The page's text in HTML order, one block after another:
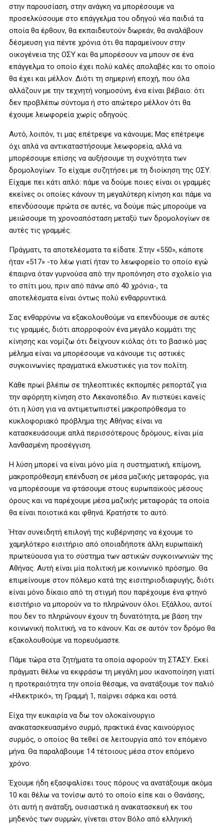
στην παρουσίαση, στην ανάγκη να μπορέσουμε να
προσελκύσουμε στο επάγγελμα του οδηγού νέα παιδιά τα
οποία θα έρθουν, θα εκπαιδευτούν δωρεάν, θα αναλάβουν
δέσμευση για πέντε χρόνια ότι θα παραμείνουν στην
οικογένεια της ΟΣΥ και θα μπορέσουν να μπουν σε ένα
επάγγελμα το οποίο έχει πολύ καλές απολαβές και το οποίο
θα έχει και μέλλον. Διότι τη σημερινή εποχή, που όλα
αλλάζουν με την τεχνητή νοημοσύνη, ένα είναι βέβαιο: ότι
δεν προβλέπω σύντομα ή στο απώτερο μέλλον ότι θα
έχουμε λεωφορεία χωρίς οδηγούς.
Αυτό, λοιπόν, τι μας επέτρεψε να κάνουμε; Μας επέτρεψε
όχι απλά να αντικαταστήσουμε λεωφορεία, αλλά να
μπορέσουμε επίσης να αυξήσουμε τη συχνότητα των
δρομολογίων. Το είχαμε συζητήσει με τη διοίκηση της ΟΣΥ.
Είχαμε πει κάτι απλό: πάμε να δούμε ποιες είναι οι γραμμές
εκείνες οι οποίες κάνουν τη μεγαλύτερη κίνηση και πάμε να
επενδύσουμε πρώτα σε αυτές, να δούμε πώς μπορούμε να
μειώσουμε τη χρονοαπόσταση μεταξύ των δρομολογίων σε
αυτές τις γραμμές.
Πράγματι, τα αποτελέσματα τα είδατε. Στην «550», κάποτε
ήταν «517» -το λέω γιατί ήταν το λεωφορείο το οποίο εγώ
έπαιρνα όταν γυρνούσα από την προπόνηση στο σχολείο για
το σπίτι μου, πριν από πάνω από 40 χρόνια-, τα
αποτελέσματα είναι όντως πολύ ενθαρρυντικά.
Σας ενθαρρύνω να εξακολουθούμε να επενδύουμε σε αυτές
τις γραμμές, διότι απορροφούν ένα μεγάλο κομμάτι της
κίνησης και νομίζω ότι δείχνουν κιόλας ότι το βασικό μας
μέλημα είναι να μπορέσουμε να κάνουμε τις αστικές
συγκοινωνίες πραγματικά ελκυστικές για τον πολίτη.
Κάθε πρωί βλέπω σε τηλεοπτικές εκπομπές ρεπορτάζ για
την αφόρητη κίνηση στο Λεκανοπέδιο. Αν πιστεύει κανείς
ότι η λύση για να αντιμετωπιστεί μακροπρόθεσμα το
κυκλοφοριακό πρόβλημα της Αθήνας είναι να
κατασκευάσουμε απλά περισσότερους δρόμους, είναι μία
λανθασμένη προσέγγιση.
Η λύση μπορεί να είναι μόνο μία: η συστηματική, επίμονη,
μακροπρόθεσμη επένδυση σε μέσα μαζικής μεταφοράς, για
να μπορέσουμε να φτάσουμε στους ευρωπαϊκούς μέσους
όρους και να παρέχουμε μέσα μαζικής μεταφοράς τα οποία
θα είναι ποιοτικά και φθηνά. Κρατήστε το αυτό.
Ήταν συνειδητή επιλογή της κυβέρνησης να έχουμε το
χαμηλότερο εισιτήριο από οποιαδήποτε άλλη ευρωπαϊκή
πρωτεύουσα για το σύστημα των αστικών συγκοινωνιών της
Αθήνας. Αυτή είναι μία πολιτική με κοινωνικό πρόσημο. Θα
επιμείνουμε στον πόλεμο κατά της εισιτηριοδιαφυγής, διότι
είναι μόνο δίκαιο από τη στιγμή που παρέχουμε ένα φτηνό
εισιτήριο να μπορούν να το πληρώνουν όλοι. Εξάλλου, αυτοί
που δεν το πληρώνουν έχουν τη δυνατότητα, με βάση την
κοινωνική πολιτική, να το κάνουν. Και σε αυτόν τον δρόμο θα
εξακολουθούμε να πορευόμαστε.
Πάμε τώρα στα ζητήματα τα οποία αφορούν τη ΣΤΑΣΥ. Εκεί
πράγματι θέλω να εκφράσω τη μεγάλη μου ικανοποίηση γιατί
η προτεραιότητα την οποία θέσαμε, να ανατάξουμε τον παλιό
«Ηλεκτρικό», τη Γραμμή 1, παίρνει σάρκα και οστά.
Είχα την ευκαιρία να δω τον ολοκαίνουργιο
ανακατασκευασμένο συρμό, πρακτικά ένας καινούργιος
συρμός, ο οποίος θα τεθεί σε λειτουργία από τον επόμενο
μήνα. Θα παραλάβουμε 14 τέτοιους μέσα στον επόμενο
χρόνο.
Έχουμε ήδη εξασφαλίσει τους πόρους να ανατάξουμε ακόμα
10 και θέλω να τονίσω αυτό το οποίο είπε και ο Θανάσης,
ότι αυτή η ανάταξη, ουσιαστικά η ανακατασκευή εκ του
μηδενός των συρμών, γίνεται στον Βόλο από ελληνική